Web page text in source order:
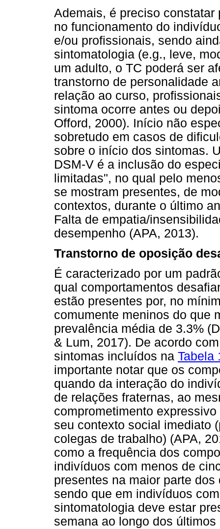
Ademais, é preciso
no funcionamento do
e/ou profissionais, sendo
sintomatologia (e.g., leve,
um adulto, o TC poderá ser
transtorno de personalidade
relação ao curso,
sintoma ocorre antes ou
Offord, 2000). Início não
sobretudo em casos de
sobre o início dos sintomas.
DSM-V é a inclusão do
limitadas", no qual pelo
se mostram presentes, de
contextos, durante o último
Falta de empatia/
desempenho (APA, 2013).
Transtorno de oposição
É caracterizado por um
qual comportamentos
estão presentes por, no
comumente meninos do que
prevalência média de 3.3%
& Lum, 2017). De acordo
sintomas incluídos na Tabela
importante notar que os
quando da interação do
de relações fraternas, ao
comprometimento
seu contexto social imediato
colegas de trabalho) (APA,
como a frequência dos
indivíduos com menos de
presentes na maior parte
sendo que em indivíduos
sintomatologia deve estar
semana ao longo dos